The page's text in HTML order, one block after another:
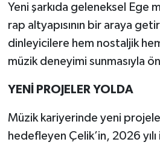
Yeni şarkıda geleneksel Ege
rap altyapısının bir araya
dinleyicilere hem nostaljik
müzik deneyimi sunmasıyla
YENİ PROJELER YOLDA
Müzik kariyerinde yeni
hedefleyen Çelik’in, 2026 yılı